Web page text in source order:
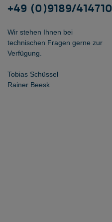
+49 (0)9189/414710
Wir stehen Ihnen bei
technischen Fragen gerne zur
Verfügung.
Tobias Schüssel
Rainer Beesk